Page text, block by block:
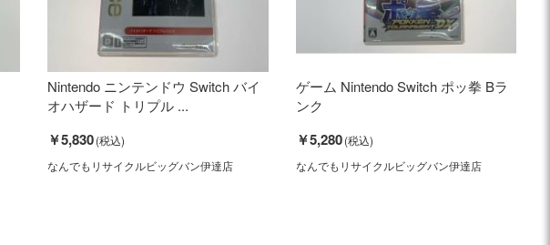
Nintendo ニンテンドウ Switch バイ
オハザード トリプル ...
￥5,830
なんでもリサイクルビッグバン伊達店
ゲーム Nintendo Switch ポッ拳 Bラ
ンク
￥5,280
なんでもリサイクルビッグバン伊達店